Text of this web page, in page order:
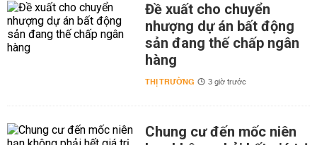
Đề xuất cho chuyển
nhượng dự án bất động
sản đang thế chấp ngân
hàng
THỊ TRƯỜNG 3 giờ trước
Chung cư đến mốc niên